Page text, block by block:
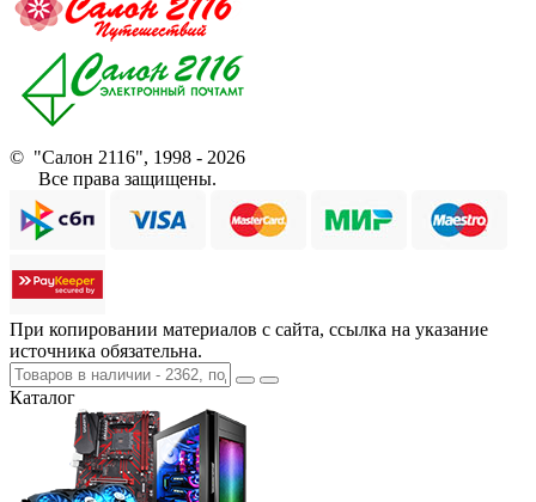
© "Салон 2116", 1998 - 2026
Все права защищены.
При копировании материалов с сайта, ссылка на указание
источника обязательна.
Каталог